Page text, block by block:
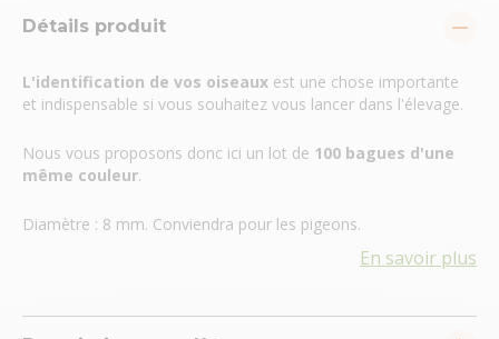
Détails produit
L'identification de vos oiseaux est une chose importante
et indispensable si vous souhaitez vous lancer dans l'élevage.
Nous vous proposons donc ici un lot de 100 bagues d'une
même couleur.
Diamètre : 8 mm. Conviendra pour les pigeons.
En savoir plus